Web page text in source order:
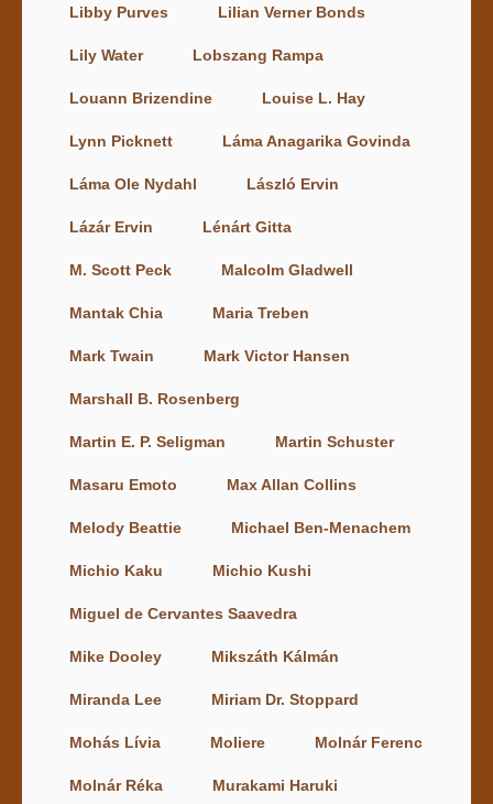
Libby Purves Lilian Verner Bonds
Lily Water Lobszang Rampa
Louann Brizendine Louise L. Hay
Lynn Picknett Láma Anagarika Govinda
Láma Ole Nydahl László Ervin
Lázár Ervin Lénárt Gitta
M. Scott Peck Malcolm Gladwell
Mantak Chia Maria Treben
Mark Twain Mark Victor Hansen
Marshall B. Rosenberg
Martin E. P. Seligman Martin Schuster
Masaru Emoto Max Allan Collins
Melody Beattie Michael Ben-Menachem
Michio Kaku Michio Kushi
Miguel de Cervantes Saavedra
Mike Dooley Mikszáth Kálmán
Miranda Lee Miriam Dr. Stoppard
Mohás Lívia Moliere Molnár Ferenc
Molnár Réka Murakami Haruki